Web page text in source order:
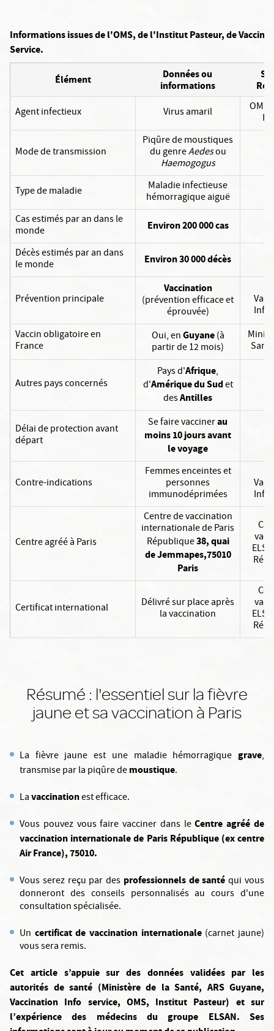
Informations issues de l'OMS, de l'Institut Pasteur, de
Service.
Élément
Données ou
informations
Agent infectieux Virus amaril OMS
Mode de transmission
Piqûre de moustiques
du genreAedesou
Haemogogus
Type de maladie Maladie infectieuse
hémorragique aiguë
Cas estimés par an dans le
monde Environ 200 000 cas
Décès estimés par an dans
le monde Environ 30 000 décès
Prévention principale
Vaccination
(prévention efficace et
éprouvée)
Info
Vaccin obligatoire en
France
Oui, enGuyane(à
partir de 12 mois)
Autres pays concernés
Pays d'Afrique,
d'Amérique du Sudet
desAntilles
Délai de protection avant
départ
Se faire vaccinerau
moins 10 jours avant
le voyage
Contre-indications
Femmes enceintes et
personnes
immunodéprimées Info
Centre agréé à Paris
Centre de vaccination
internationale de Paris
République38, quai
de Jemmapes,75010
Paris
Certificat international Délivré sur place après
la vaccination
Résumé : l'essentiel sur la fièvre
jaune et sa vaccination à Paris
La fièvre jaune est une maladie hémorragique grave,
transmise par la piqûre demoustique.
Lavaccinationest efficace.
Vous pouvez vous faire vacciner dans leCentre agréé de
vaccination internationale de Paris République (ex centre
Air France), 75010.
Vous serez reçu par des professionnels de santé qui vous
donneront des conseils personnalisés au cours d'une
consultation spécialisée.
Un certificat de vaccination internationale(carnet jaune)
vous sera remis.
Cet article s’appuie sur des données validées par les
autorités de santé (Ministère de la Santé, ARS Guyane,
Vaccination Info service, OMS, Institut Pasteur) et sur
l’expérience des médecins du groupe ELSAN. Ses